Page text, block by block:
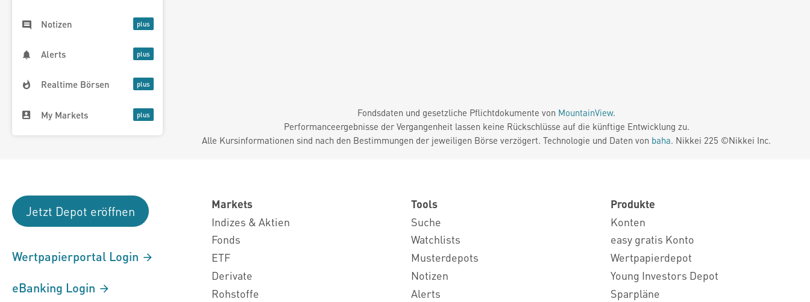
Notizen
Alerts
Realtime Börsen
My Markets Fondsdaten und gesetzliche Pflichtdokumente von MountainView.
Performanceergebnisse der Vergangenheit lassen keine Rückschlüsse auf die künftige Entwicklung zu.
Alle Kursinformationen sind nach den Bestimmungen der jeweiligen Börse verzögert. Technologie und Daten von baha. Nikkei 225 ©Nikkei Inc.
Jetzt Depot eröffnen
Wertpapierportal Login
eBanking Login
Markets
Indizes & Aktien
Fonds
ETF
Derivate
Rohstoffe
Tools
Suche
Watchlists
Musterdepots
Notizen
Alerts
Produkte
Konten
easy gratis Konto
Wertpapierdepot
Young Investors Depot
Sparpläne